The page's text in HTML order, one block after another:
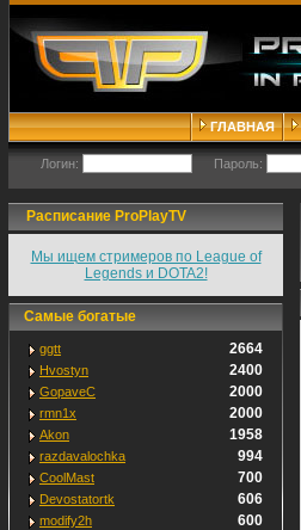
ГЛАВНАЯ
Логин: Пароль:
Расписание ProPlayTV
Мы ищем стримеров по League of
Legends и DOTA2!
Самые богатые
ggtt 2664
Hvostyn 2400
GopaveC 2000
rmn1x 2000
Akon 1958
razdavalochka 994
CoolMast 700
Devostatortk 606
modify2h 600